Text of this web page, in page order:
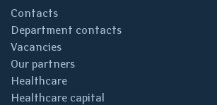
Contacts
Department contacts
Vacancies
Our partners
Healthcare
Healthcare capital